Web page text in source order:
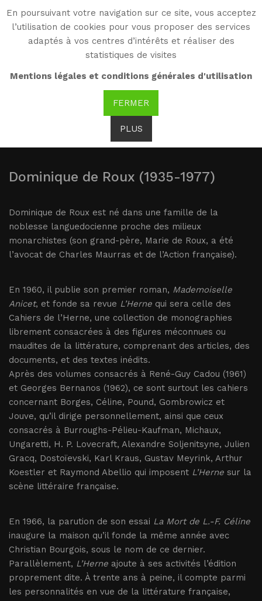
En poursuivant votre navigation sur ce site, vous acceptez
l’utilisation de cookies pour vous proposer des services
adaptés à vos centres d’intérêts et réaliser des
statistiques de visites
Mentions légales et conditions générales d'utilisation
FERMER
PLUS
WG
Witold Gombrowicz
Dominique de Roux et
les "Cahiers de l’Herne"
Dominique de Roux (1935-1977)
Dominique de Roux est né dans une famille de la
noblesse languedocienne proche des milieux
monarchistes (son grand-père, Marie de Roux, a été
l’avocat de Charles Maurras et de l’Action française).
En 1960, il publie son premier roman, Mademoiselle
Anicet, et fonde sa revue L’Herne qui sera celle des
Cahiers de l’Herne, une collection de monographies
librement consacrées à des figures méconnues ou
maudites de la littérature, comprenant des articles, des
documents, et des textes inédits.
Après des volumes consacrés à René-Guy Cadou (1961)
et Georges Bernanos (1962), ce sont surtout les cahiers
concernant Borges, Céline, Pound, Gombrowicz et
Jouve, qu’il dirige personnellement, ainsi que ceux
consacrés à Burroughs-Pélieu-Kaufman, Michaux,
Ungaretti, H. P. Lovecraft, Alexandre Soljenitsyne, Julien
Gracq, Dostoïevski, Karl Kraus, Gustav Meyrink, Arthur
Koestler et Raymond Abellio qui imposent L’Herne sur la
scène littéraire française.
En 1966, la parution de son essai La Mort de L.-F. Céline
inaugure la maison qu’il fonde la même année avec
Christian Bourgois, sous le nom de ce dernier.
Parallèlement, L’Herne ajoute à ses activités l’édition
proprement dite. À trente ans à peine, il compte parmi
les personnalités en vue de la littérature française,